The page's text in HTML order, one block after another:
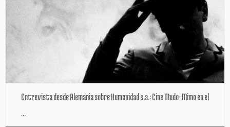
Entrevista desde Alemania sobre Humanidad s.a.: Cine Mudo-Mimo en el
...